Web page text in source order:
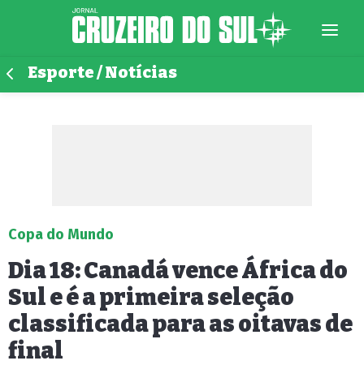
Esporte / Notícias
Copa do Mundo
Dia 18: Canadá vence África do
Sul e é a primeira seleção
classificada para as oitavas de
final